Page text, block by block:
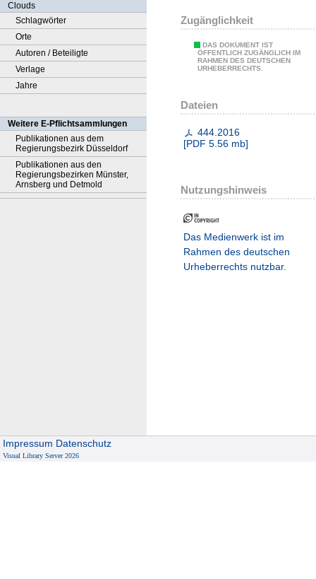
Clouds
Schlagwörter
Orte
Autoren / Beteiligte
Verlage
Jahre
Weitere E-Pflichtsammlungen
Publikationen aus dem
Regierungsbezirk Düsseldorf
Publikationen aus den
Regierungsbezirken Münster,
Arnsberg und Detmold
Zugänglichkeit
DAS DOKUMENT IST
ÖFFENTLICH ZUGÄNGLICH IM
RAHMEN DES DEUTSCHEN
URHEBERRECHTS.
Dateien
444.2016
[PDF 5.56 mb]
Nutzungshinweis
Das Medienwerk ist im
Rahmen des deutschen
Urheberrechts nutzbar.
Impressum Datenschutz
Visual Library Server 2026